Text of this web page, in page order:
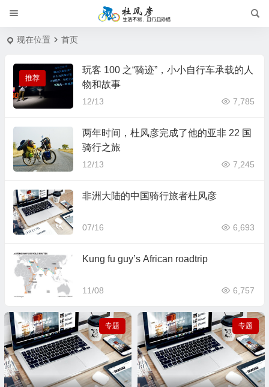
现在位置 首页
推荐
玩客 100 之“骑迹”，小小自行车承载的人
物和故事
12/13 7,785
两年时间，杜风彦完成了他的亚非 22 国
骑行之旅
12/13 7,245
非洲大陆的中国骑行旅者杜风彦
07/16 6,693
Kung fu guy’s African roadtrip
11/08 6,757
专题
16篇
单车日志
专题
人在旅途
6篇
宗教文化
23篇
媒体报道